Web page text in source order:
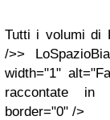
Tutti i volumi di
/>>
width="1"
raccontate in
border="0" />